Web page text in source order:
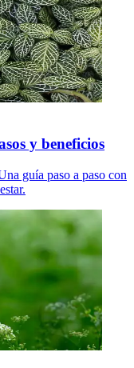
y beneficios
guía paso a paso con